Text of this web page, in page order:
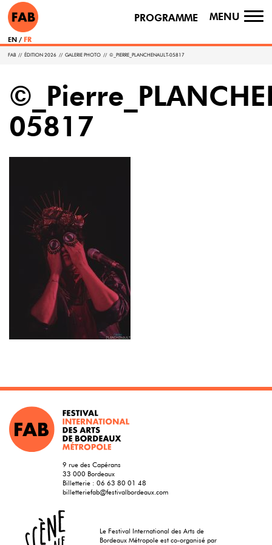
PROGRAMME MENU
EN FR
FAB // ÉDITION 2026 // GALERIE PHOTO // ©_PIERRE_PLANCHENAULT-05817
05817
9 rue des Capérans
33 000 Bordeaux
Billetterie : 06 63 80 01 48
billetteriefab@festivalbordeaux.com
Le Festival International des Arts de
Bordeaux Métropole est co-organisé par